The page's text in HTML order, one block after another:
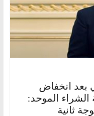
بعد انخفاض
الشراء الموحد:
ثانية